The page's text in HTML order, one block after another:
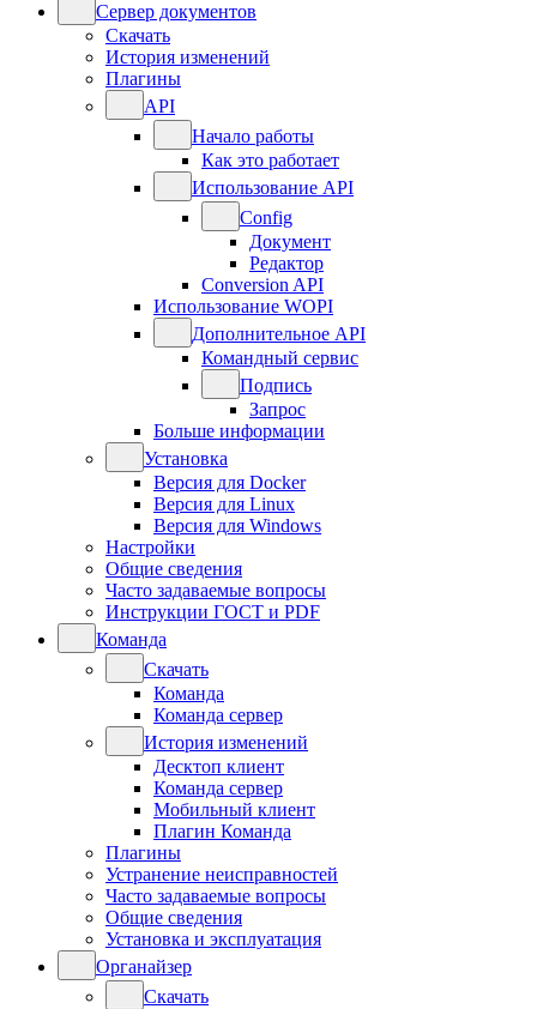
Сервер документов
Скачать
История изменений
Плагины
API
Начало работы
Как это работает
Использование API
Config
Документ
Редактор
Conversion API
Использование WOPI
Дополнительное API
Командный сервис
Подпись
Запрос
Больше информации
Установка
Версия для Docker
Версия для Linux
Версия для Windows
Настройки
Общие сведения
Часто задаваемые вопросы
Инструкции ГОСТ и PDF
Команда
Скачать
Команда
Команда сервер
История изменений
Десктоп клиент
Команда сервер
Мобильный клиент
Плагин Команда
Плагины
Устранение неисправностей
Часто задаваемые вопросы
Общие сведения
Установка и эксплуатация
Органайзер
Скачать